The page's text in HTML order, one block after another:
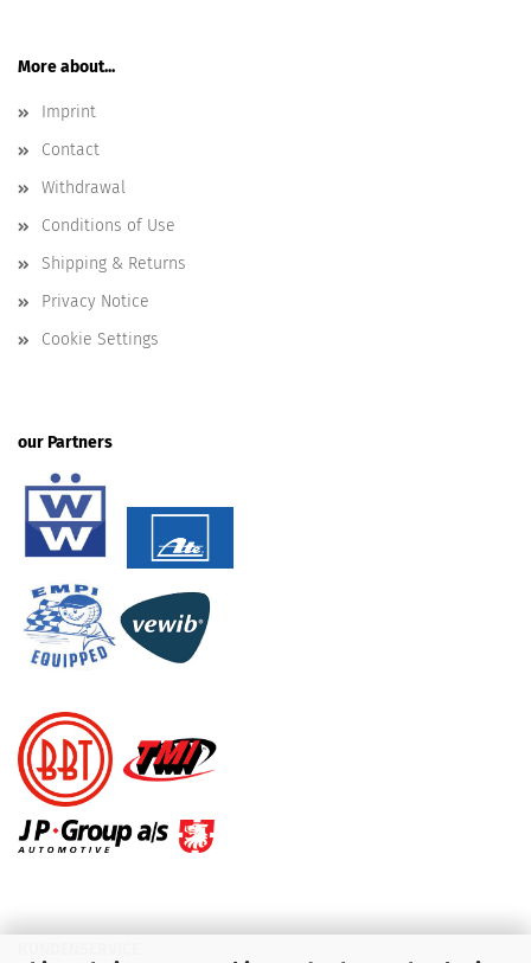
More about...
Imprint
Contact
Withdrawal
Conditions of Use
Shipping & Returns
Privacy Notice
Cookie Settings
our Partners